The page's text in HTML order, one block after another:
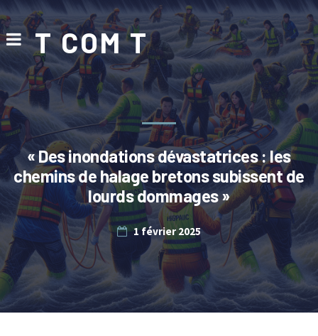
T COM T
« Des inondations dévastatrices : les
chemins de halage bretons subissent de
lourds dommages »
1 février 2025